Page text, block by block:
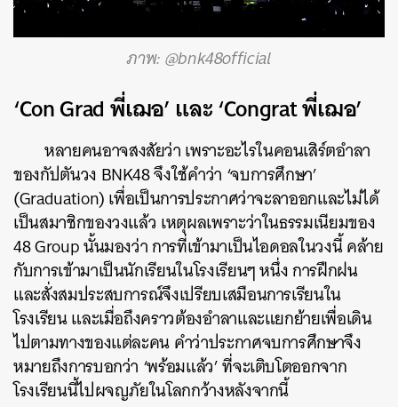
ภาพ: @bnk48official
‘Con Grad พี่เฌอ’ และ ‘Congrat พี่เฌอ’
หลายคนอาจสงสัยว่า เพราะอะไรในคอนเสิร์ตอำลา
ของกัปตันวง BNK48 จึงใช้คำว่า ‘จบการศึกษา’
(Graduation) เพื่อเป็นการประกาศว่าจะลาออกและไม่ได้
เป็นสมาชิกของวงแล้ว เหตุผลเพราะว่าในธรรมเนียมของ
48 Group นั้นมองว่า การที่เข้ามาเป็นไอดอลในวงนี้ คล้าย
กับการเข้ามาเป็นนักเรียนในโรงเรียนๆ หนึ่ง การฝึกฝน
และสั่งสมประสบการณ์จึงเปรียบเสมือนการเรียนใน
โรงเรียน และเมื่อถึงคราวต้องอำลาและแยกย้ายเพื่อเดิน
ไปตามทางของแต่ละคน คำว่าประกาศจบการศึกษาจึง
หมายถึงการบอกว่า ‘พร้อมแล้ว’ ที่จะเติบโตออกจาก
โรงเรียนนี้ไปผจญภัยในโลกกว้างหลังจากนี้